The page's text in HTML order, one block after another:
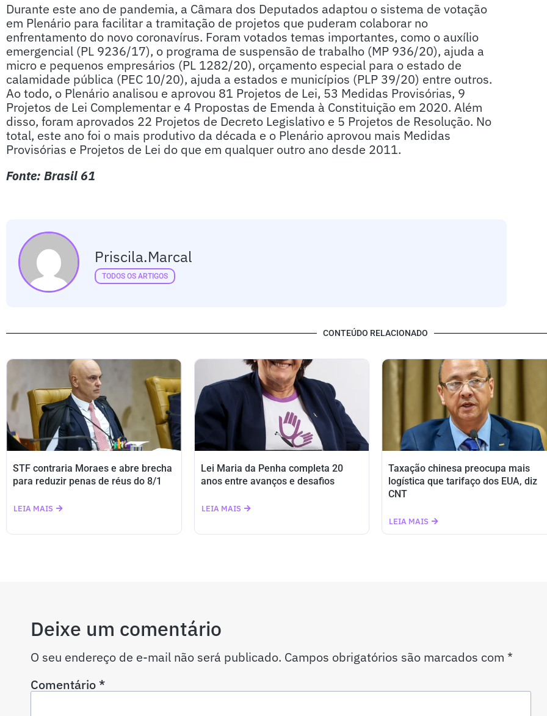
Durante este ano de pandemia, a Câmara dos Deputados adaptou o sistema de votação
em Plenário para facilitar a tramitação de projetos que puderam colaborar no
enfrentamento do novo coronavírus. Foram votados temas importantes, como o auxílio
emergencial (PL 9236/17), o programa de suspensão de trabalho (MP 936/20), ajuda a
micro e pequenos empresários (PL 1282/20), orçamento especial para o estado de
calamidade pública (PEC 10/20), ajuda a estados e municípios (PLP 39/20) entre outros.
Ao todo, o Plenário analisou e aprovou 81 Projetos de Lei, 53 Medidas Provisórias, 9
Projetos de Lei Complementar e 4 Propostas de Emenda à Constituição em 2020. Além
disso, foram aprovados 22 Projetos de Decreto Legislativo e 5 Projetos de Resolução. No
total, este ano foi o mais produtivo da década e o Plenário aprovou mais Medidas
Provisórias e Projetos de Lei do que em qualquer outro ano desde 2011.
Fonte: Brasil 61
Priscila.marcal
TODOS OS ARTIGOS
CONTEÚDO RELACIONADO
STF contraria Moraes e abre brecha
para reduzir penas de réus do 8/1
LEIA MAIS
Lei Maria da Penha completa 20
anos entre avanços e desafios
LEIA MAIS
Taxação chinesa preocupa mais
logística que tarifaço dos EUA, diz
CNT
LEIA MAIS
Deixe um comentário
O seu endereço de e-mail não será publicado. Campos obrigatórios são marcados com *
Comentário*